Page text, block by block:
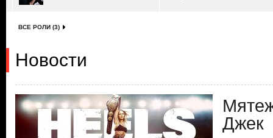
ВСЕ РОЛИ (3)
Новости
Джек